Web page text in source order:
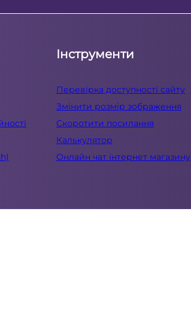
Інструменти
Перевірка доступності сайту
Змінити розмір зображення
Скоротити посилання
Калькулятор
Онлайн чат інтернет магазину